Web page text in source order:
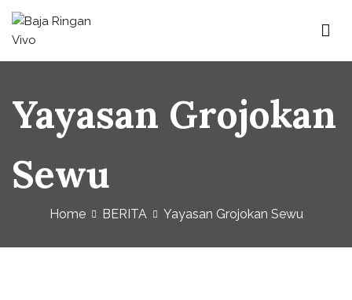
Baja Ringan Vivo
Website Baja Ringan Vivo
Yayasan Grojokan
Sewu
Home BERITA Yayasan Grojokan Sewu